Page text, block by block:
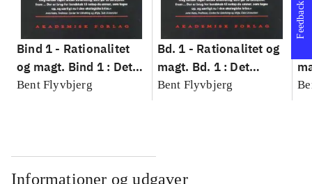
Bind 1 - Rationalitet
og magt. Bind 1 : Det
konkretes videnskab
Bent Flyvbjerg
Bd. 1 - Rationalitet og
magt. Bd. 1 : Det
konkretes videnskab
Bent Flyvbjerg
Informationer og udgaver
Feedback